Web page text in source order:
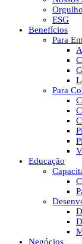
ESG
Benefícios
Para
Para
Educação
Negócios